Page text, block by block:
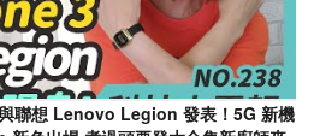
聯想 Lenovo Legion 發表！5G 新機